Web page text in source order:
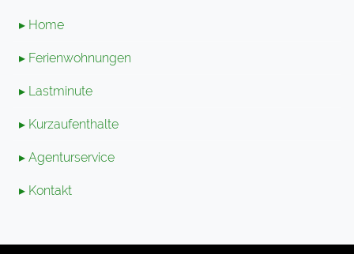
▸ Home
▸ Ferienwohnungen
▸ Lastminute
▸ Kurzaufenthalte
▸ Agenturservice
▸ Kontakt